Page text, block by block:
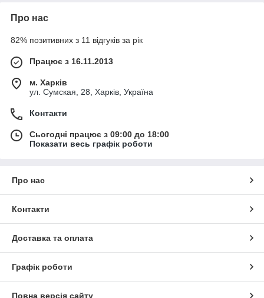
Про нас
82% позитивних з 11 відгуків за рік
Працює з 16.11.2013
м. Харків
ул. Сумская, 28, Харків, Україна
Контакти
Сьогодні працює з 09:00 до 18:00
Показати весь графік роботи
Про нас
Контакти
Доставка та оплата
Графік роботи
Повна версія сайту